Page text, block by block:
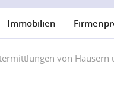
Immobilien
von